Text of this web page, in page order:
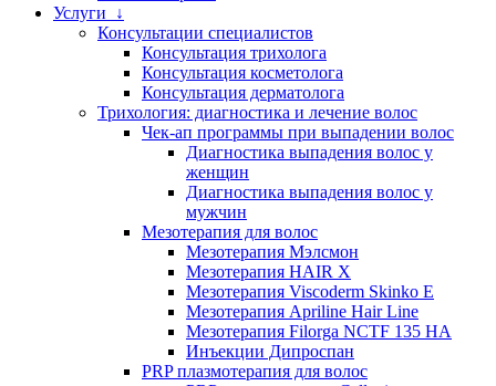
Услуги ↓
Консультации специалистов
Консультация трихолога
Консультация косметолога
Консультация дерматолога
Трихология: диагностика и лечение волос
Чек-ап программы при выпадении волос
Диагностика выпадения волос у
женщин
Диагностика выпадения волос у
мужчин
Мезотерапия для волос
Мезотерапия Мэлсмон
Мезотерапия HAIR X
Мезотерапия Viscoderm Skinko E
Мезотерапия Apriline Hair Line
Мезотерапия Filorga NCTF 135 HA
Инъекции Дипроспан
PRP плазмотерапия для волос